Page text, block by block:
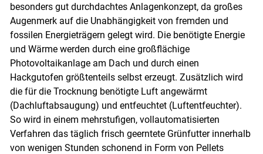
Skip to main content
besonders gut durchdachtes Anlagenkonzept, da großes
Augenmerk auf die Unabhängigkeit von fremden und
fossilen Energieträgern gelegt wird. Die benötigte Energie
und Wärme werden durch eine großflächige
Photovoltaikanlage am Dach und durch einen
Hackgutofen größtenteils selbst erzeugt. Zusätzlich wird
die für die Trocknung benötigte Luft angewärmt
(Dachluftabsaugung) und entfeuchtet (Luftentfeuchter).
So wird in einem mehrstufigen, vollautomatisierten
Verfahren das täglich frisch geerntete Grünfutter innerhalb
von wenigen Stunden schonend in Form von Pellets